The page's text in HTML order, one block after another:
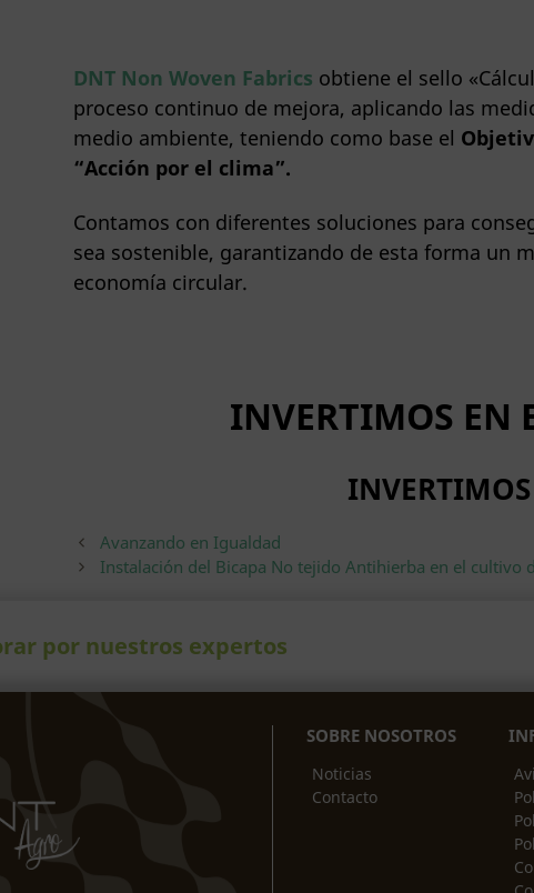
DNT Non Woven Fabrics obtiene el sello
proceso continuo de mejora, aplicando las
medio ambiente, teniendo como base el
“Acción por el clima”.
Contamos con diferentes soluciones para
sea sostenible, garantizando de esta forma un
economía circular.
INVERTIMOS EN
Avanzando en Igualdad
Instalación del Bicapa No tejido Antihierba en el cultivo
por nuestros expertos
SOBRE NOSOTROS
Noticias
Contacto